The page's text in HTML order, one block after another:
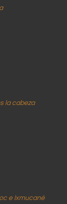
la cabeza
e Ixmucané